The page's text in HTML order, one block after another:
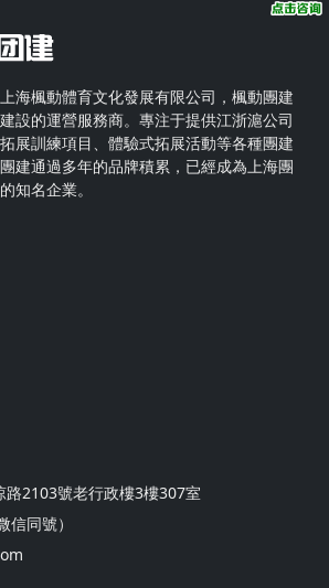
海楓動體育文化發展有限公司，楓動團建
設的運營服務商。專注于提供江浙滬公司
展訓練項目、體驗式拓展活動等各種團建
建通過多年的品牌積累，已經成為上海團
知名企業。
路2103號老行政樓3樓307室
同號）